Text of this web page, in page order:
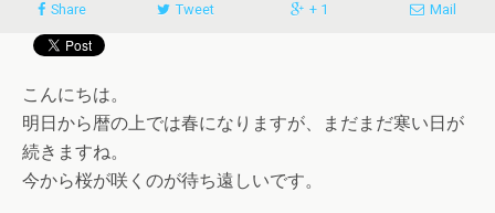
Share Tweet + 1 Mail
こんにちは。
明日から暦の上では春になりますが、まだまだ寒い日が
続きますね。
今から桜が咲くのが待ち遠しいです。